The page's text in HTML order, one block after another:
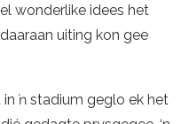
wonderlike idees het
uiting kon gee
in ŉ stadium geglo ek het